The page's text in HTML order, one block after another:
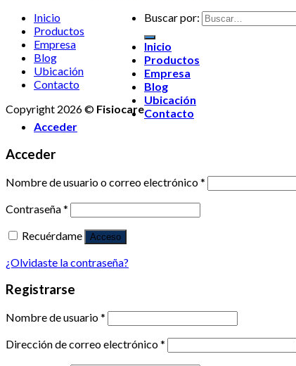
Inicio
Productos
Empresa
Blog
Ubicación
Contacto
Copyright 2026 © Fisiocare
Buscar por:
Inicio
Productos
Empresa
Blog
Ubicación
Contacto
Acceder
Acceder
Nombre de usuario o correo electrónico*
Contraseña*
Recuérdame
Acceso
¿Olvidaste la contraseña?
Registrarse
Nombre de usuario*
Dirección de correo electrónico*